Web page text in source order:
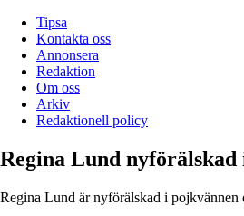
Tipsa
Kontakta oss
Annonsera
Redaktion
Om oss
Arkiv
Redaktionell policy
Regina Lund
Regina Lund är nyförälskad i pojkvännen